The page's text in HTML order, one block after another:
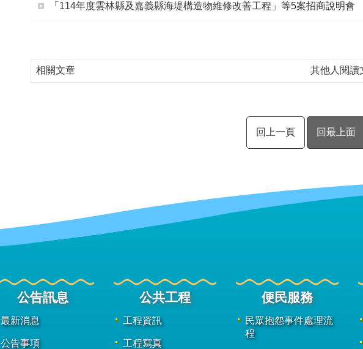
「114年度雲林縣及嘉義縣海堤構造物維修改善工程」等5案招商說明會
相關文章 其他人閱讀
回上一頁 回最上面
公告訊息
最新消息
公告事項
公共工程
工程資訊
工程寫真
便民服務
民眾抱怨事件處理流
程